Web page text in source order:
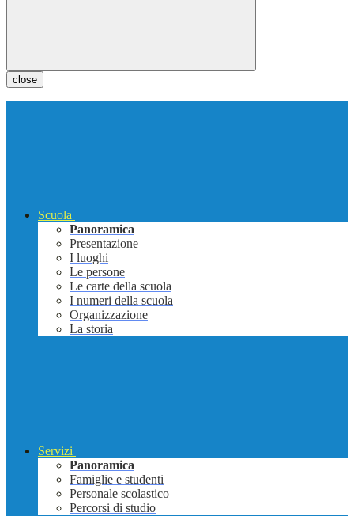
close
Scuola
Panoramica
Presentazione
I luoghi
Le persone
Le carte della scuola
I numeri della scuola
Organizzazione
La storia
Servizi
Panoramica
Famiglie e studenti
Personale scolastico
Percorsi di studio